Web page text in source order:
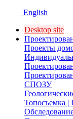
English
Desktop site
Проекты
СПОЗУ
Топосъемка |